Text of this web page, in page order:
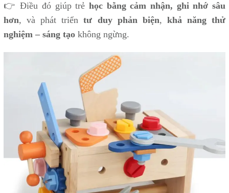
👉 Điều đó giúp trẻ học bằng cảm nhận, ghi nhớ sâu
hơn, và phát triểntư duy phản biện, khả năng thử
nghiệm – sáng tạo không ngừng.